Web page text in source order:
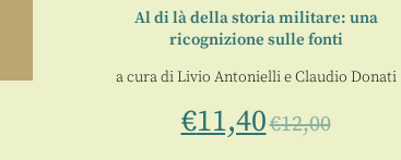
Al di là della storia militare: una
ricognizione sulle fonti
a cura diLivio AntoniellieClaudio Donati
€11,40€12,00